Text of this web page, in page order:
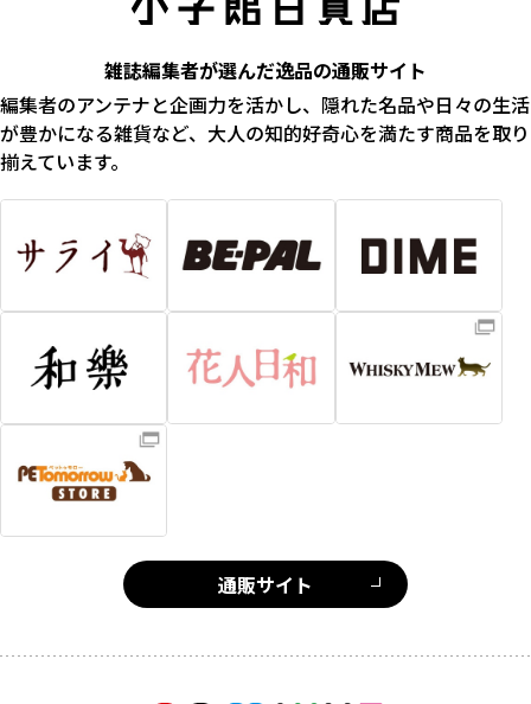
雑誌編集者が選んだ逸品の通販サイト
編集者のアンテナと企画力を活かし、隠れた名品や日々の生活
が豊かになる雑貨など、大人の知的好奇心を満たす商品を取り
揃えています。
通販サイト